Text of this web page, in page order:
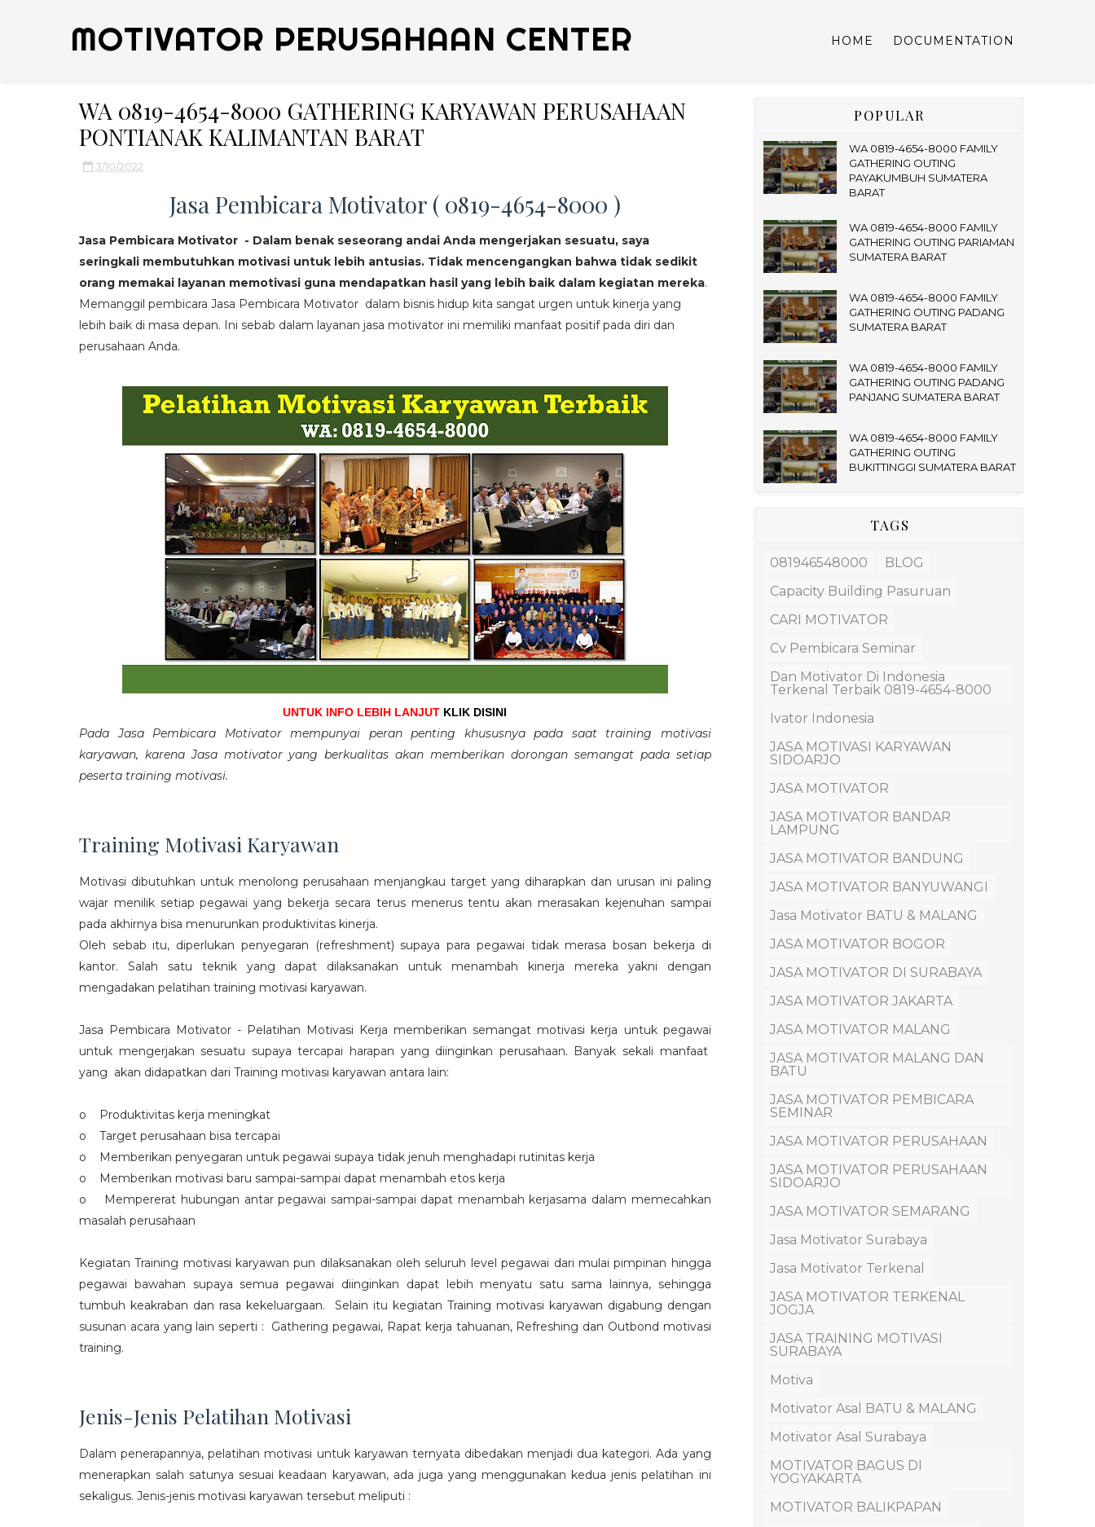
MOTIVATOR PERUSAHAAN CENTER HOME DOCUMENTATION
WA 0819-4654-8000 GATHERING KARYAWAN PERUSAHAAN
PONTIANAK KALIMANTAN BARAT
3/10/2022
Jasa Pembicara Motivator ( 0819-4654-8000 )
Jasa Pembicara Motivator - Dalam benak seseorang andai Anda mengerjakan sesuatu, saya
seringkali membutuhkan motivasi untuk lebih antusias. Tidak mencengangkan bahwa tidak sedikit
orang memakai layanan memotivasi guna mendapatkan hasil yang lebih baik dalam kegiatan mereka.
Memanggil pembicara Jasa Pembicara Motivator dalam bisnis hidup kita sangat urgen untuk kinerja yang
lebih baik di masa depan. Ini sebab dalam layanan jasa motivator ini memiliki manfaat positif pada diri dan
perusahaan Anda.
UNTUK INFO LEBIH LANJUT KLIK DISINI
Pada Jasa Pembicara Motivator mempunyai peran penting khususnya pada saat training motivasi
karyawan, karena Jasa motivator yang berkualitas akan memberikan dorongan semangat pada setiap
peserta training motivasi.
Training Motivasi Karyawan
Motivasi dibutuhkan untuk menolong perusahaan menjangkau target yang diharapkan dan urusan ini paling
wajar menilik setiap pegawai yang bekerja secara terus menerus tentu akan merasakan kejenuhan sampai
pada akhirnya bisa menurunkan produktivitas kinerja.
Oleh sebab itu, diperlukan penyegaran (refreshment) supaya para pegawai tidak merasa bosan bekerja di
kantor. Salah satu teknik yang dapat dilaksanakan untuk menambah kinerja mereka yakni dengan
mengadakan pelatihan training motivasi karyawan.
Jasa Pembicara Motivator - Pelatihan Motivasi Kerja memberikan semangat motivasi kerja untuk pegawai
untuk mengerjakan sesuatu supaya tercapai harapan yang diinginkan perusahaan. Banyak sekali manfaat
yang akan didapatkan dari Training motivasi karyawan antara lain:
o Produktivitas kerja meningkat
o Target perusahaan bisa tercapai
o Memberikan penyegaran untuk pegawai supaya tidak jenuh menghadapi rutinitas kerja
o Memberikan motivasi baru sampai-sampai dapat menambah etos kerja
o Mempererat hubungan antar pegawai sampai-sampai dapat menambah kerjasama dalam memecahkan
masalah perusahaan
Kegiatan Training motivasi karyawan pun dilaksanakan oleh seluruh level pegawai dari mulai pimpinan hingga
pegawai bawahan supaya semua pegawai diinginkan dapat lebih menyatu satu sama lainnya, sehingga
tumbuh keakraban dan rasa kekeluargaan. Selain itu kegiatan Training motivasi karyawan digabung dengan
susunan acara yang lain seperti : Gathering pegawai, Rapat kerja tahuanan, Refreshing dan Outbond motivasi
training.
Jenis-Jenis Pelatihan Motivasi
Dalam penerapannya, pelatihan motivasi untuk karyawan ternyata dibedakan menjadi dua kategori. Ada yang
menerapkan salah satunya sesuai keadaan karyawan, ada juga yang menggunakan kedua jenis pelatihan ini
sekaligus. Jenis-jenis motivasi karyawan tersebut meliputi :
POPULAR
WA 0819-4654-8000 FAMILY
GATHERING OUTING
PAYAKUMBUH SUMATERA
BARAT
WA 0819-4654-8000 FAMILY
GATHERING OUTING PARIAMAN
SUMATERA BARAT
WA 0819-4654-8000 FAMILY
GATHERING OUTING PADANG
SUMATERA BARAT
WA 0819-4654-8000 FAMILY
GATHERING OUTING PADANG
PANJANG SUMATERA BARAT
WA 0819-4654-8000 FAMILY
GATHERING OUTING
BUKITTINGGI SUMATERA BARAT
TAGS
081946548000
BLOG
Capacity Building Pasuruan
CARI MOTIVATOR
Cv Pembicara Seminar
Dan Motivator Di Indonesia
Terkenal Terbaik 0819-4654-8000
Ivator Indonesia
JASA MOTIVASI KARYAWAN
SIDOARJO
JASA MOTIVATOR
JASA MOTIVATOR BANDAR
LAMPUNG
JASA MOTIVATOR BANDUNG
JASA MOTIVATOR BANYUWANGI
Jasa Motivator BATU & MALANG
JASA MOTIVATOR BOGOR
JASA MOTIVATOR DI SURABAYA
JASA MOTIVATOR JAKARTA
JASA MOTIVATOR MALANG
JASA MOTIVATOR MALANG DAN
BATU
JASA MOTIVATOR PEMBICARA
SEMINAR
JASA MOTIVATOR PERUSAHAAN
JASA MOTIVATOR PERUSAHAAN
SIDOARJO
JASA MOTIVATOR SEMARANG
Jasa Motivator Surabaya
Jasa Motivator Terkenal
JASA MOTIVATOR TERKENAL
JOGJA
JASA TRAINING MOTIVASI
SURABAYA
Motiva
Motivator Asal BATU & MALANG
Motivator Asal Surabaya
MOTIVATOR BAGUS DI
YOGYAKARTA
MOTIVATOR BALIKPAPAN